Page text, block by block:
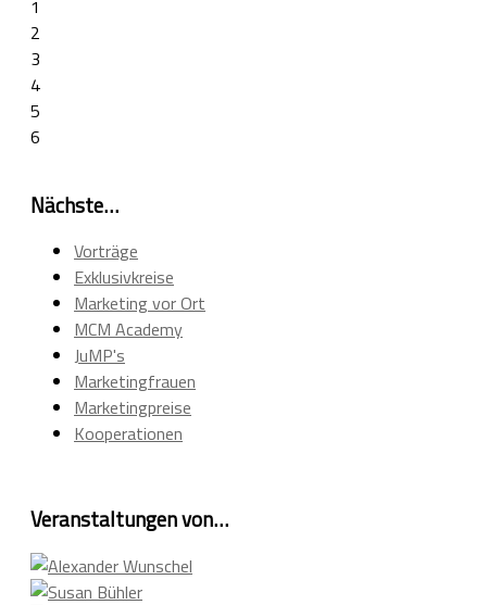
1
2
3
4
5
6
Nächste…
Vorträge
Exklusivkreise
Marketing vor Ort
MCM Academy
JuMP's
Marketingfrauen
Marketingpreise
Kooperationen
Veranstaltungen von…